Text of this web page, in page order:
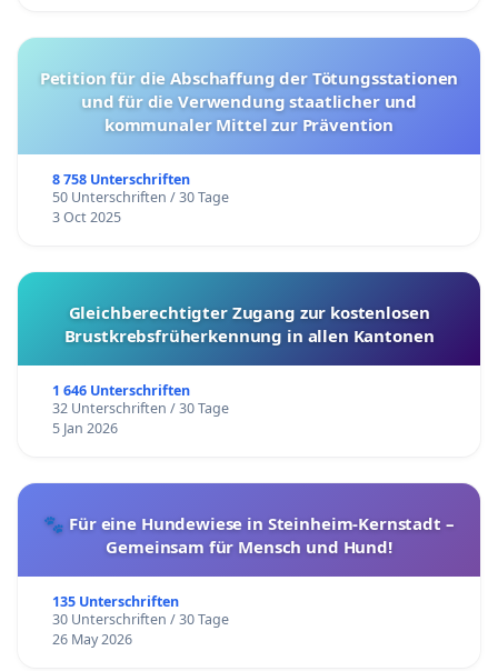
Petition für die Abschaffung der Tötungsstationen
und für die Verwendung staatlicher und
kommunaler Mittel zur Prävention
8 758 Unterschriften
50 Unterschriften / 30 Tage
3 Oct 2025
Gleichberechtigter Zugang zur kostenlosen
Brustkrebsfrüherkennung in allen Kantonen
1 646 Unterschriften
32 Unterschriften / 30 Tage
5 Jan 2026
🐾 Für eine Hundewiese in Steinheim-Kernstadt –
Gemeinsam für Mensch und Hund!
135 Unterschriften
30 Unterschriften / 30 Tage
26 May 2026